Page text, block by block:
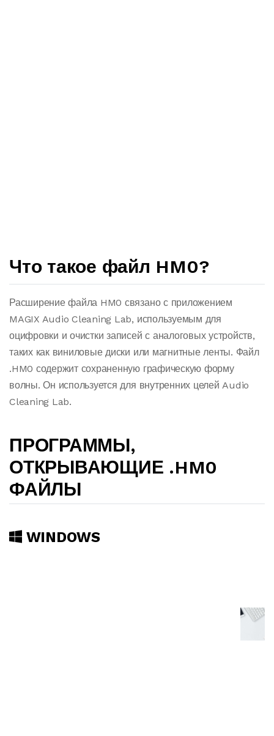
Что такое файл HM0?
Расширение файла HM0 связано с приложением
MAGIX Audio Cleaning Lab, используемым для
оцифровки и очистки записей с аналоговых устройств,
таких как виниловые диски или магнитные ленты. Файл
.HM0 содержит сохраненную графическую форму
волны. Он используется для внутренних целей Audio
Cleaning Lab.
ПРОГРАММЫ,
ОТКРЫВАЮЩИЕ .HM0
ФАЙЛЫ
WINDOWS